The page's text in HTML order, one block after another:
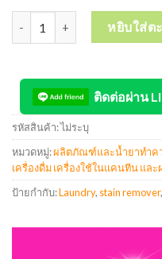
จำนวน VANISH Stainหยิบใส่ต
ติดต่อผ่าน
รหัสสินค้า:ไม่ระบุ
หมวดหมู่:ผลิตภัณฑ์และน้ำยาทำค
เครื่องดื่ม เครื่องใช้ในแคนทีน แ
ป้ายกำกับ:Laundry, stain remover,